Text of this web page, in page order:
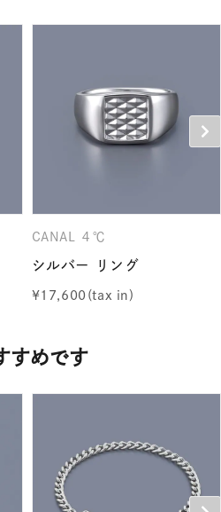
CANAL ４℃
シルバー リング
¥17,600
すめです